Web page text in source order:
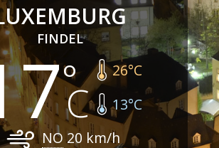
FINDEL
26°C
13°C
NO 20 km/h